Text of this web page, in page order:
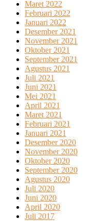
Maret 2022
Februari 2022
Januari 2022
Desember 2021
November 2021
Oktober 2021
September 2021
Agustus 2021
Juli 2021
Juni 2021
Mei 2021
April 2021
Maret 2021
Februari 2021
Januari 2021
Desember 2020
November 2020
Oktober 2020
September 2020
Agustus 2020
Juli 2020
Juni 2020
April 2020
Juli 2017